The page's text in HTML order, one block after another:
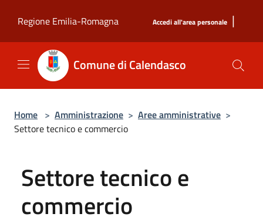
Regione Emilia-Romagna
Accedi all'area personale |
Comune di Calendasco
Home > Amministrazione > Aree amministrative >
Settore tecnico e commercio
Settore tecnico e
commercio